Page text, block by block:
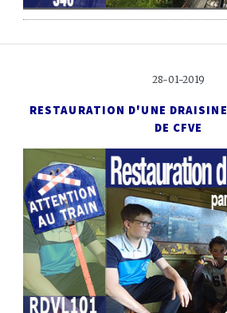
28-01-2019
RESTAURATION D'UNE DRAISINE
DE CFVE